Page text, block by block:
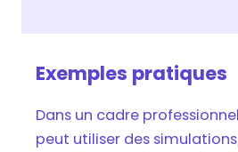
Exemples pratiques
Dans un cadre
peut utiliser des